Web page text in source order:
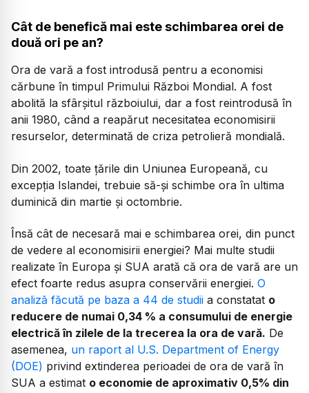
Cât de benefică mai este schimbarea orei de
două ori pe an?
Ora de vară a fost introdusă pentru a economisi
cărbune în timpul Primului Război Mondial. A fost
abolită la sfârșitul războiului, dar a fost reintrodusă în
anii 1980, când a reapărut necesitatea economisirii
resurselor, determinată de criza petrolieră mondială.
Din 2002, toate țările din Uniunea Europeană, cu
excepția Islandei, trebuie să-și schimbe ora în ultima
duminică din martie și octombrie.
Însă cât de necesară mai e schimbarea orei, din punct
de vedere al economisirii energiei? Mai multe studii
realizate în Europa și SUA arată că ora de vară are un
efect foarte redus asupra conservării energiei. O
analiză făcută pe baza a 44 de studii a constatat o
reducere de numai 0,34 % a consumului de energie
electrică în zilele de la trecerea la ora de vară. De
asemenea, un raport al U.S. Department of Energy
(DOE) privind extinderea perioadei de ora de vară în
SUA a estimat o economie de aproximativ 0,5% din